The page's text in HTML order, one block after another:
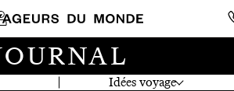
Idées voyage